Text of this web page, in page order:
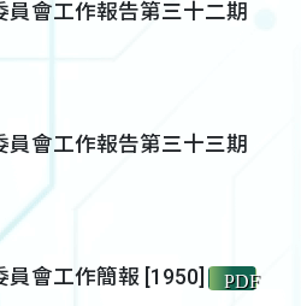
員會工作報告第三十二期
員會工作報告第三十三期
會工作簡報 [1950] PDF